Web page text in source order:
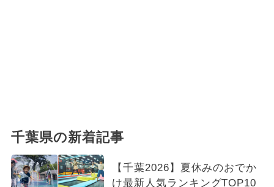
千葉県の新着記事
【千葉2026】夏休みのおでか
け最新人気ランキングTOP10